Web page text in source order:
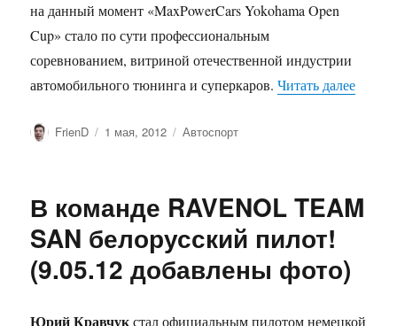
на данный момент «MaxPowerCars Yokohama Open
Cup» стало по сути профессиональным
соревнованием, витриной отечественной индустрии
автомобильного тюнинга и суперкаров.Читать далее
Автор
FrienD Опубликовано
1 мая, 2012 Рубрики
Автоспорт
В команде RAVENOL TEAM
SAN белорусский пилот!
(9.05.12 добавлены фото)
Юрий Кравчукстал официальным пилотом немецкой